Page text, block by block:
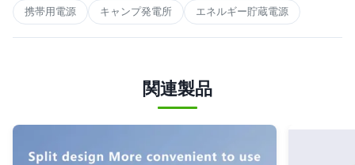
携帯用電源 キャンプ発電所 エネルギー貯蔵電源
関連製品